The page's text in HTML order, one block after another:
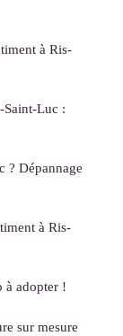
à Ris-
Saint-Luc :
? Dépannage
à Ris-
à adopter !
sur mesure